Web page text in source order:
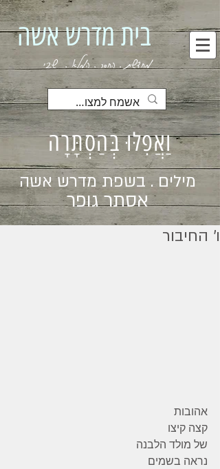
בית מדרש אשה
מחדשת . החסר . המלא . שבי
וַאֲפִלּוּ בְּהַסְתָּרָה
מילים . בשפת מדרש אשה
אסתר גופר
ו׳ החיבור
אהובות
קצה קיצו
של מולד הלבנה
נראה בשמים